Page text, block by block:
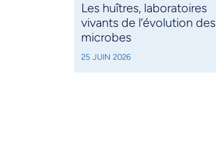
Les huîtres, laboratoires
vivants de l’évolution des
microbes
25 JUIN 2026